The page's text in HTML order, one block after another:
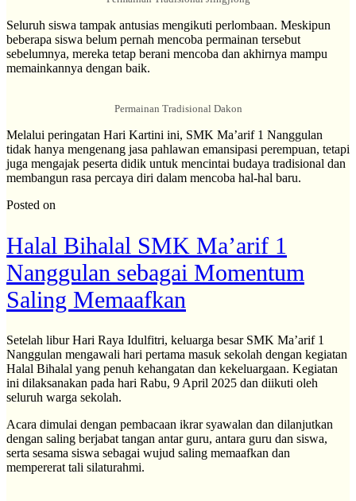
Seluruh siswa tampak antusias mengikuti perlombaan. Meskipun
beberapa siswa belum pernah mencoba permainan tersebut
sebelumnya, mereka tetap berani mencoba dan akhirnya mampu
memainkannya dengan baik.
Permainan Tradisional Dakon
Melalui peringatan Hari Kartini ini, SMK Ma’arif 1 Nanggulan
tidak hanya mengenang jasa pahlawan emansipasi perempuan, tetapi
juga mengajak peserta didik untuk mencintai budaya tradisional dan
membangun rasa percaya diri dalam mencoba hal-hal baru.
Posted on
Halal Bihalal SMK Ma’arif 1
Nanggulan sebagai Momentum
Saling Memaafkan
Setelah libur Hari Raya Idulfitri, keluarga besar SMK Ma’arif 1
Nanggulan mengawali hari pertama masuk sekolah dengan kegiatan
Halal Bihalal yang penuh kehangatan dan kekeluargaan. Kegiatan
ini dilaksanakan pada hari Rabu, 9 April 2025 dan diikuti oleh
seluruh warga sekolah.
Acara dimulai dengan pembacaan ikrar syawalan dan dilanjutkan
dengan saling berjabat tangan antar guru, antara guru dan siswa,
serta sesama siswa sebagai wujud saling memaafkan dan
mempererat tali silaturahmi.